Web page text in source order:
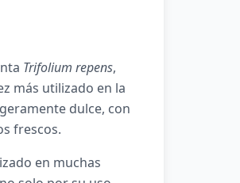
Trifolium repens,
más utilizado en la
dulce, con
frescos.
en muchas